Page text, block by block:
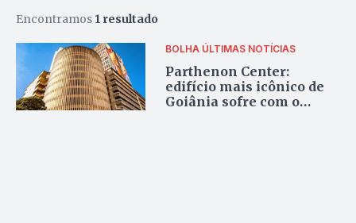
Encontramos 1 resultado
BOLHA ÚLTIMAS NOTÍCIAS
Parthenon Center:
edifício mais icônico de
Goiânia sofre com o